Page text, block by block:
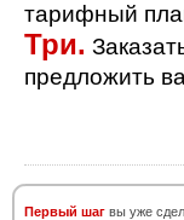
тарифный
Три.
предложить
Первый шаг вы уже